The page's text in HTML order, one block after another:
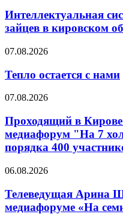
Интеллектуальная
зайцев в кировском
07.08.2026
Тепло остается с нами
07.08.2026
Проходящий в Кирове
медиафорум "На 7
порядка 400
06.08.2026
Телеведущая Арина
медиафоруме «На